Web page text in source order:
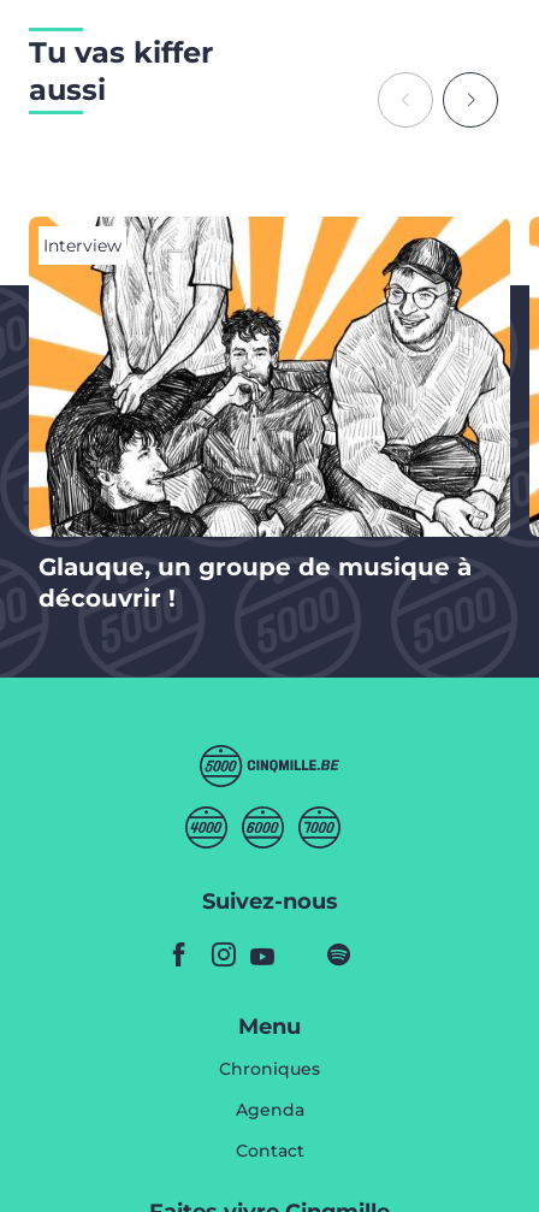
Tu vas kiffer
aussi
Interview
Glauque, un groupe de musique à
découvrir !
Suivez-nous
Menu
Chroniques
Agenda
Contact